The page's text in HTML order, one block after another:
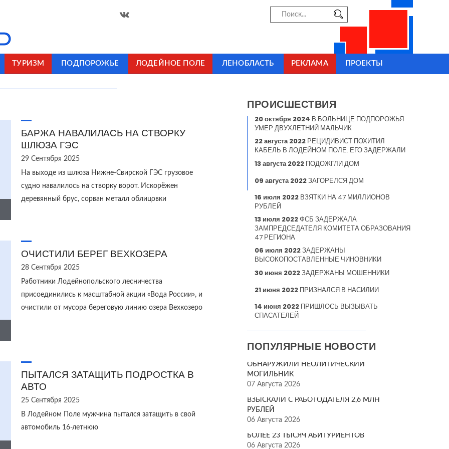
ТУРИЗМ ПОДПОРОЖЬЕ ЛОДЕЙНОЕ ПОЛЕ ЛЕНОБЛАСТЬ РЕКЛАМА ПРОЕКТЫ
БАРЖА НАВАЛИЛАСЬ НА СТВОРКУ
ШЛЮЗА ГЭС
29 Сентября 2025
На выходе из шлюза Нижне-Свирской ГЭС грузовое
судно навалилось на створку ворот. Искорёжен
деревянный брус, сорван металл облицовки
ОЧИСТИЛИ БЕРЕГ ВЕХКОЗЕРА
28 Сентября 2025
Работники Лодейнопольского лесничества
присоединились к масштабной акции «Вода России», и
очистили от мусора береговую линию озера Вехкозеро
ПЫТАЛСЯ ЗАТАЩИТЬ ПОДРОСТКА В
АВТО
25 Сентября 2025
В Лодейном Поле мужчина пытался затащить в свой
автомобиль 16-летнюю
ПРОИСШЕСТВИЯ
20 октября 2024 В БОЛЬНИЦЕ ПОДПОРОЖЬЯ
УМЕР ДВУХЛЕТНИЙ МАЛЬЧИК
22 августа 2022 РЕЦИДИВИСТ ПОХИТИЛ
КАБЕЛЬ В ЛОДЕЙНОМ ПОЛЕ. ЕГО ЗАДЕРЖАЛИ
13 августа 2022 ПОДОЖГЛИ ДОМ
09 августа 2022ЗАГОРЕЛСЯ ДОМ
16 июля 2022 ВЗЯТКИ НА 47 МИЛЛИОНОВ
РУБЛЕЙ
13 июля 2022ФСБ ЗАДЕРЖАЛА
ЗАМПРЕДСЕДАТЕЛЯ КОМИТЕТА ОБРАЗОВАНИЯ
47 РЕГИОНА
06 июля 2022ЗАДЕРЖАНЫ
ВЫСОКОПОСТАВЛЕННЫЕ ЧИНОВНИКИ
30 июня 2022ЗАДЕРЖАНЫ МОШЕННИКИ
21 июня 2022 ПРИЗНАЛСЯ В НАСИЛИИ
14 июня 2022 ПРИШЛОСЬ ВЫЗЫВАТЬ
СПАСАТЕЛЕЙ
ПОПУЛЯРНЫЕ НОВОСТИ
ОБНАРУЖИЛИ НЕОЛИТИЧЕСКИЙ
МОГИЛЬНИК
07 Августа 2026
ВЗЫСКАЛИ С РАБОТОДАТЕЛЯ 2,6 МЛН
РУБЛЕЙ
06 Августа 2026
БОЛЕЕ 23 ТЫСЯЧ АБИТУРИЕНТОВ
06 Августа 2026